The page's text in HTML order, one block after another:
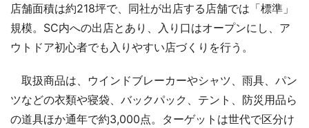
店舗面積は約218坪で、同社が出店する店舗では「標準」
規模。SC内への出店とあり、入り口はオープンにし、ア
ウトドア初心者でも入りやすい店づくりを行う。
取扱商品は、ウインドブレーカーやシャツ、雨具、パン
ツなどの衣類や寝袋、バックパック、テント、防災用品ら
の道具ほか通年で約3,000点。ターゲットは世代で区分け